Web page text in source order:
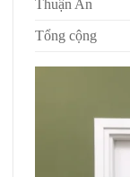
Thuận An
Tổng cộng